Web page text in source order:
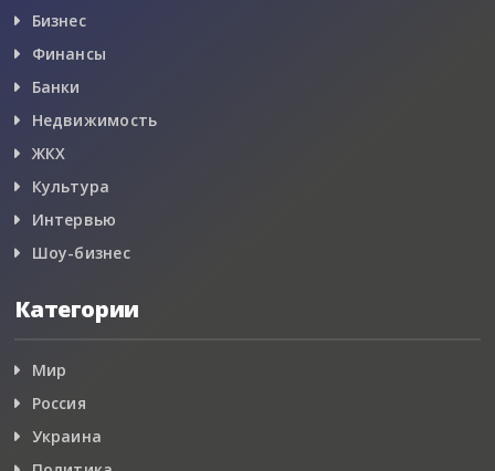
Бизнес
Финансы
Банки
Недвижимость
ЖКХ
Культура
Интервью
Шоу-бизнес
Категории
Мир
Россия
Украина